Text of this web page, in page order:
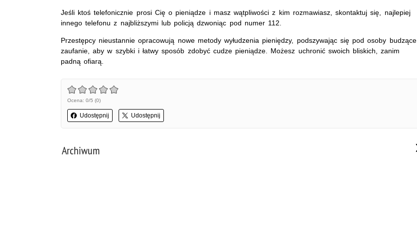
Jeśli ktoś telefonicznie prosi Cię o pieniądze i masz wątpliwości z kim rozmawiasz, skontaktuj się, najlepiej
innego telefonu z najbliższymi lub policją dzwoniąc pod numer 112.
Przestępcy nieustannie opracowują nowe metody wyłudzenia pieniędzy, podszywając się pod osoby budzące
zaufanie, aby w szybki i łatwy sposób zdobyć cudze pieniądze. Możesz uchronić swoich bliskich, zanim
padną ofiarą.
Ocena: 0/5 (0)
Udostępnij Udostępnij
Archiwum